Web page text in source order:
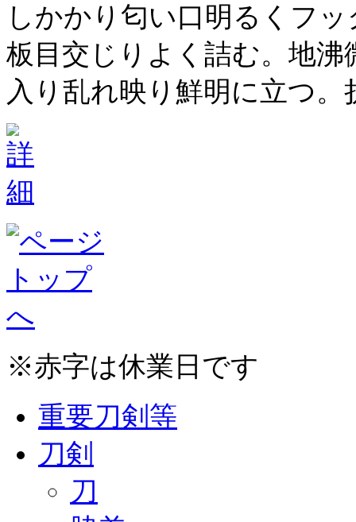
しかかり匂い口明るくフ
板目交じりよく詰む。地
入り乱れ映り鮮明に立つ
※赤字は休業日です
重要刀剣等
刀剣
刀